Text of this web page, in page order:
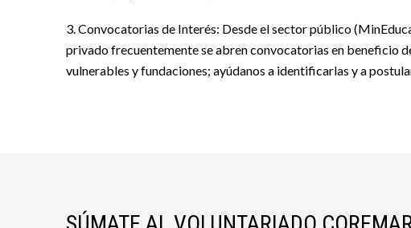
3. Convocatorias de Interés: Desde el sector público
privado frecuentemente se abren convocatorias en beneficio
vulnerables y fundaciones; ayúdanos a identificarlas y a